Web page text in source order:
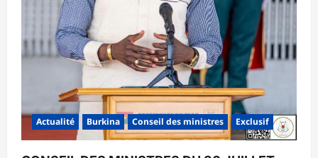
Actualité Burkina Conseil des ministres Exclusif